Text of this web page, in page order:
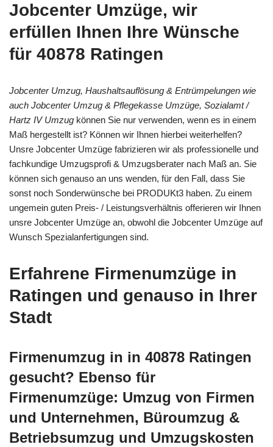
Jobcenter Umzüge, wir
erfüllen Ihnen Ihre Wünsche
für 40878 Ratingen
Jobcenter Umzug, Haushaltsauflösung & Entrümpelungen wie
auch Jobcenter Umzug & Pflegekasse Umzüge, Sozialamt /
Hartz IV Umzug können Sie nur verwenden, wenn es in einem
Maß hergestellt ist? Können wir Ihnen hierbei weiterhelfen?
Unsre Jobcenter Umzüge fabrizieren wir als professionelle und
fachkundige Umzugsprofi & Umzugsberater nach Maß an. Sie
können sich genauso an uns wenden, für den Fall, dass Sie
sonst noch Sonderwünsche bei PRODUKt3 haben. Zu einem
ungemein guten Preis- / Leistungsverhältnis offerieren wir Ihnen
unsre Jobcenter Umzüge an, obwohl die Jobcenter Umzüge auf
Wunsch Spezialanfertigungen sind.
Erfahrene Firmenumzüge in
Ratingen und genauso in Ihrer
Stadt
Firmenumzug in in 40878 Ratingen
gesucht? Ebenso für
Firmenumzüge: Umzug von Firmen
und Unternehmen, Büroumzug &
Betriebsumzug und Umzugskosten